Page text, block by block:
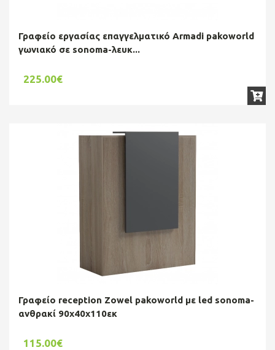
Γραφείο εργασίας επαγγελματικό Armadi pakoworld
γωνιακό σε sonoma-λευκ...
225.00€
Γραφείο reception Zowel pakoworld με led sonoma-
ανθρακί 90x40x110εκ
115.00€